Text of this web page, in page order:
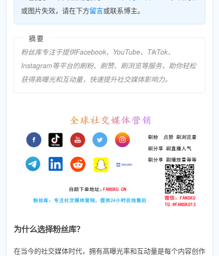
或图片失效，请在下方留言或联系博主。
摘要
粉丝库专注于提供Facebook、YouTube、TikTok、
Instagram等平台的刷粉、刷赞、刷浏览等服务，助你轻松
获得高曝光和互动量，快速提升社交媒体影响力。
为什么选择粉丝库？
在当今的社交媒体时代，拥有高曝光率和互动量是每个内容创作